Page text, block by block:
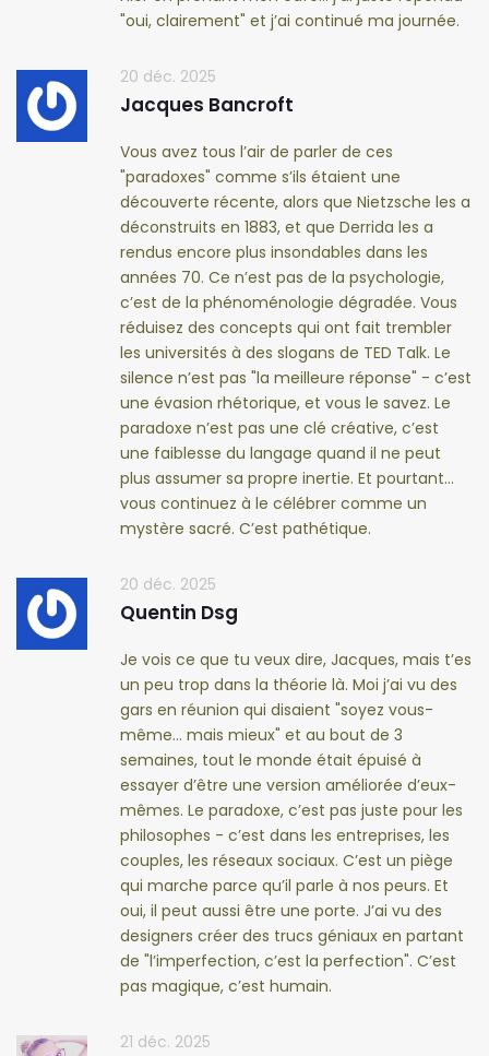
"oui, clairement" et j’ai continué ma journée.
20 déc. 2025
Jacques Bancroft
Vous avez tous l’air de parler de ces
"paradoxes" comme s’ils étaient une
découverte récente, alors que Nietzsche les a
déconstruits en 1883, et que Derrida les a
rendus encore plus insondables dans les
années 70. Ce n’est pas de la psychologie,
c’est de la phénoménologie dégradée. Vous
réduisez des concepts qui ont fait trembler
les universités à des slogans de TED Talk. Le
silence n’est pas "la meilleure réponse" - c’est
une évasion rhétorique, et vous le savez. Le
paradoxe n’est pas une clé créative, c’est
une faiblesse du langage quand il ne peut
plus assumer sa propre inertie. Et pourtant…
vous continuez à le célébrer comme un
mystère sacré. C’est pathétique.
20 déc. 2025
Quentin Dsg
Je vois ce que tu veux dire, Jacques, mais t’es
un peu trop dans la théorie là. Moi j’ai vu des
gars en réunion qui disaient "soyez vous-
même… mais mieux" et au bout de 3
semaines, tout le monde était épuisé à
essayer d’être une version améliorée d’eux-
mêmes. Le paradoxe, c’est pas juste pour les
philosophes - c’est dans les entreprises, les
couples, les réseaux sociaux. C’est un piège
qui marche parce qu’il parle à nos peurs. Et
oui, il peut aussi être une porte. J’ai vu des
designers créer des trucs géniaux en partant
de "l’imperfection, c’est la perfection". C’est
pas magique, c’est humain.
21 déc. 2025